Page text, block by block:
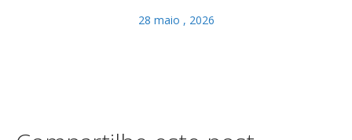
28 maio , 2026